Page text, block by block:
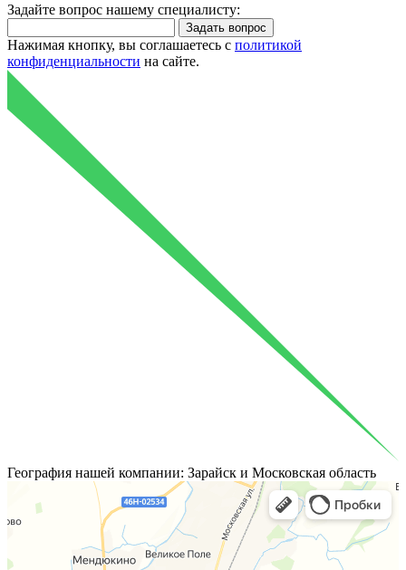
Задайте вопрос нашему специалисту:
Нажимая кнопку, вы соглашаетесь с политикой
конфиденциальности на сайте.
География нашей компании: Зарайск и Московская область